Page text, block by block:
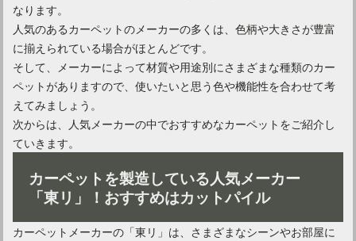
タイルカーペットの敷き方でインテリアのおしゃれ度アップ！
なります。
人気のあるカーペットのメーカーの多くは、色柄や大きさが豊富
に揃えられている場合がほとんどです。
そして、メーカーによって材質や用途別にさまざまな種類のカー
ペットがありますので、使いたいと思う色や機能性を合わせて考
えてみましょう。
次からは、人気メーカーの中でおすすめなカーペットをご紹介し
ていきます。
カーペットを製造している人気メーカー
「東リ」！おすすめはカットパイル
カーペットメーカーの「東リ」は、さまざまなシーンやお部屋に